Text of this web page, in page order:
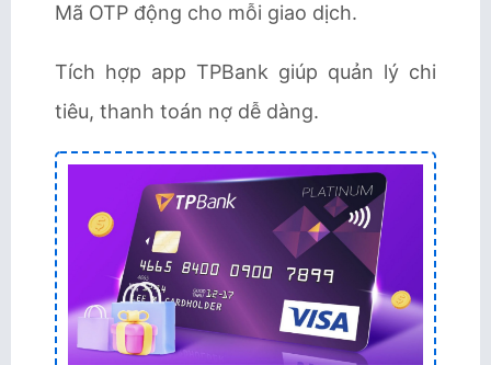
Mã OTP động cho mỗi giao dịch.
Tích hợp app TPBank giúp quản lý chi
tiêu, thanh toán nợ dễ dàng.